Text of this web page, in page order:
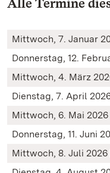
Mittwoch, 7. Januar
Donnerstag, 12.
Mittwoch, 4. März
Dienstag, 7. April
Mittwoch, 6. Mai 2026
Donnerstag, 11. Juni
Mittwoch, 8. Juli 2026